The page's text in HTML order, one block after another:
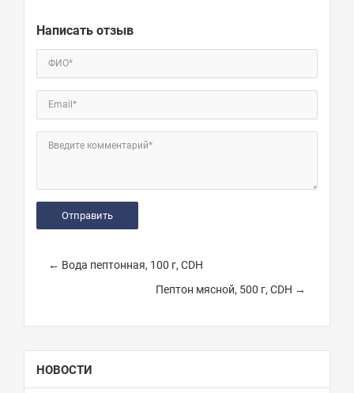
Написать отзыв
ФИО*
Email*
Введите комментарий*
← Вода пептонная, 100 г, CDH
Пептон мясной, 500 г, CDH →
НОВОСТИ